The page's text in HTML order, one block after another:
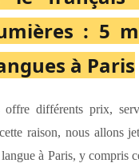
Paris
internationales
dans la maison
: 5
à Paris
offre différents prix,
raison, nous allons
à Paris, y compris